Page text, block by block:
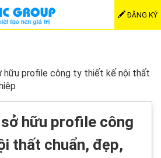
ĐĂNG KÝ
hữu profile công ty thiết kế nội thất
hữu profile công
thất chuẩn, đẹp,